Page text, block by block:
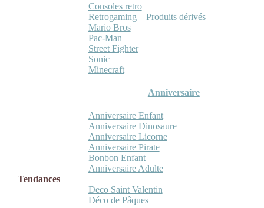
Consoles retro
Retrogaming – Produits dérivés
Mario Bros
Pac-Man
Street Fighter
Sonic
Minecraft
Anniversaire
Anniversaire Enfant
Anniversaire Dinosaure
Anniversaire Licorne
Anniversaire Pirate
Bonbon Enfant
Anniversaire Adulte
Tendances
Deco Saint Valentin
Déco de Pâques